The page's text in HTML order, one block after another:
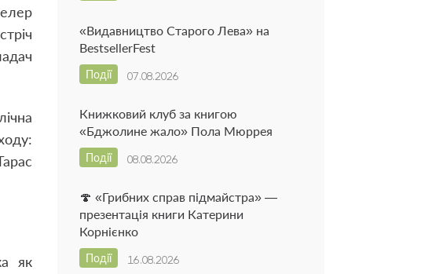
як
«Видавництво Старого Лева» на
BestsellerFest
07.08.2026
Події
Книжковий клуб за книгою
«Бджолине жало» Пола Мюррея
08.08.2026
Події
🍄 «Грибних справ підмайстра» —
презентація книги Катерини
Корнієнко
16.08.2026
Події